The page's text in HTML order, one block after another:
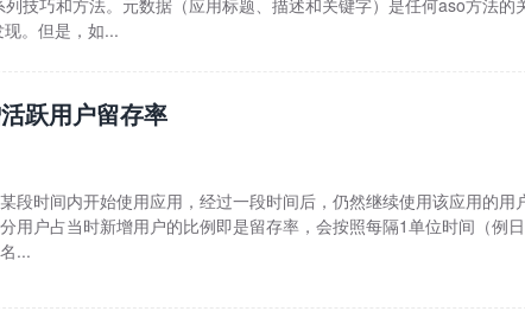
技巧和方法。元数据（应用标题、描述和关键字）是任何aso方法的
。但是，如...
跃用户留存率
段时间内开始使用应用，经过一段时间后，仍然继续使用该应用的用
用户占当时新增用户的比例即是留存率，会按照每隔1单位时间（例日
...